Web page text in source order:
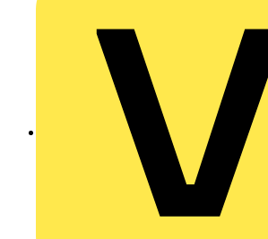
Zurück zu Nachrichten